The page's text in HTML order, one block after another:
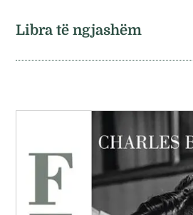
Libra të ngjashëm